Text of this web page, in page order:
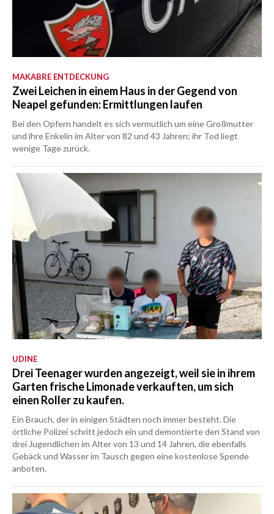
MAKABRE ENTDECKUNG
Zwei Leichen in einem Haus in der Gegend von
Neapel gefunden: Ermittlungen laufen
Bei den Opfern handelt es sich vermutlich um eine Großmutter
und ihre Enkelin im Alter von 82 und 43 Jahren; ihr Tod liegt
wenige Tage zurück.
UDINE
Drei Teenager wurden angezeigt, weil sie in ihrem
Garten frische Limonade verkauften, um sich
einen Roller zu kaufen.
Ein Brauch, der in einigen Städten noch immer besteht. Die
örtliche Polizei schritt jedoch ein und demontierte den Stand von
drei Jugendlichen im Alter von 13 und 14 Jahren, die ebenfalls
Gebäck und Wasser im Tausch gegen eine kostenlose Spende
anboten.